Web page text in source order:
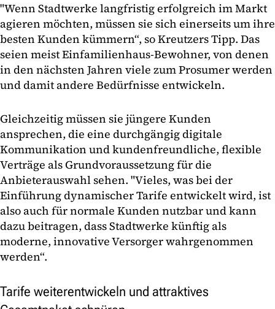
"Wenn Stadtwerke langfristig erfolgreich im Markt
agieren möchten, müssen sie sich einerseits um ihre
besten Kunden kümmern“, so Kreutzers Tipp. Das
seien meist Einfamilienhaus-Bewohner, von denen
in den nächsten Jahren viele zum Prosumer werden
und damit andere Bedürfnisse entwickeln.
Gleichzeitig müssen sie jüngere Kunden
ansprechen, die eine durchgängig digitale
Kommunikation und kundenfreundliche, flexible
Verträge als Grundvoraussetzung für die
Anbieterauswahl sehen. "Vieles, was bei der
Einführung dynamischer Tarife entwickelt wird, ist
also auch für normale Kunden nutzbar und kann
dazu beitragen, dass Stadtwerke künftig als
moderne, innovative Versorger wahrgenommen
werden“.
Tarife weiterentwickeln und attraktives